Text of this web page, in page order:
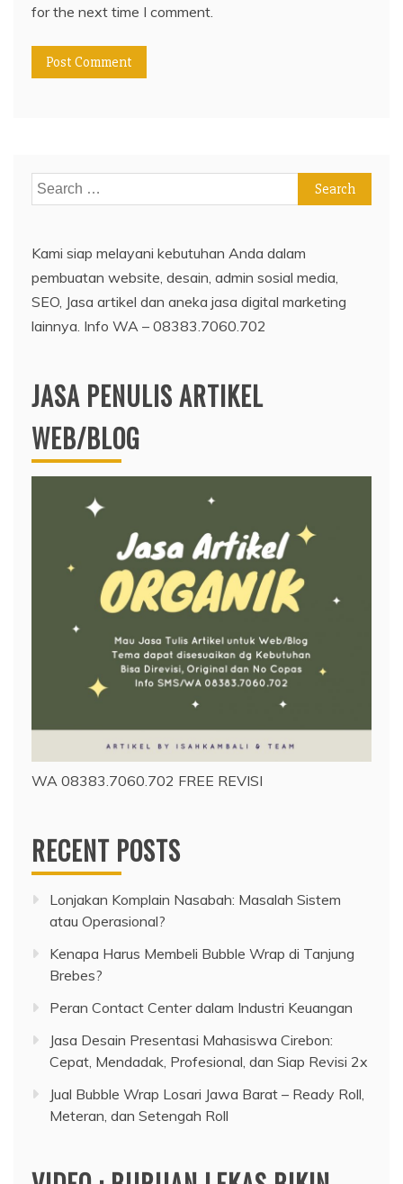
for the next time I comment.
Search
for:
Kami siap melayani kebutuhan Anda dalam
pembuatan website, desain, admin sosial media,
SEO, Jasa artikel dan aneka jasa digital marketing
lainnya. Info WA – 08383.7060.702
JASA PENULIS ARTIKEL
WEB/BLOG
WA 08383.7060.702 FREE REVISI
RECENT POSTS
Lonjakan Komplain Nasabah: Masalah Sistem
atau Operasional?
Kenapa Harus Membeli Bubble Wrap di Tanjung
Brebes?
Peran Contact Center dalam Industri Keuangan
Jasa Desain Presentasi Mahasiswa Cirebon:
Cepat, Mendadak, Profesional, dan Siap Revisi 2x
Jual Bubble Wrap Losari Jawa Barat – Ready Roll,
Meteran, dan Setengah Roll